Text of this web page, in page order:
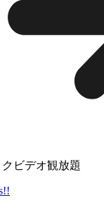
クビデオ観放題